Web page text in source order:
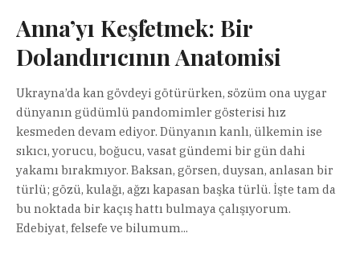
Anna’yı Keşfetmek: Bir
Dolandırıcının Anatomisi
Ukrayna’da kan gövdeyi götürürken, sözüm ona uygar
dünyanın güdümlü pandomimler gösterisi hız
kesmeden devam ediyor. Dünyanın kanlı, ülkemin ise
sıkıcı, yorucu, boğucu, vasat gündemi bir gün dahi
yakamı bırakmıyor. Baksan, görsen, duysan, anlasan bir
türlü; gözü, kulağı, ağzı kapasan başka türlü. İşte tam da
bu noktada bir kaçış hattı bulmaya çalışıyorum.
Edebiyat, felsefe ve bilumum...